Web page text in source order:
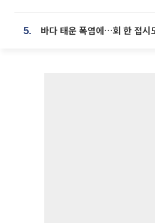
5. 바다 태운 폭염에…회 한 접시